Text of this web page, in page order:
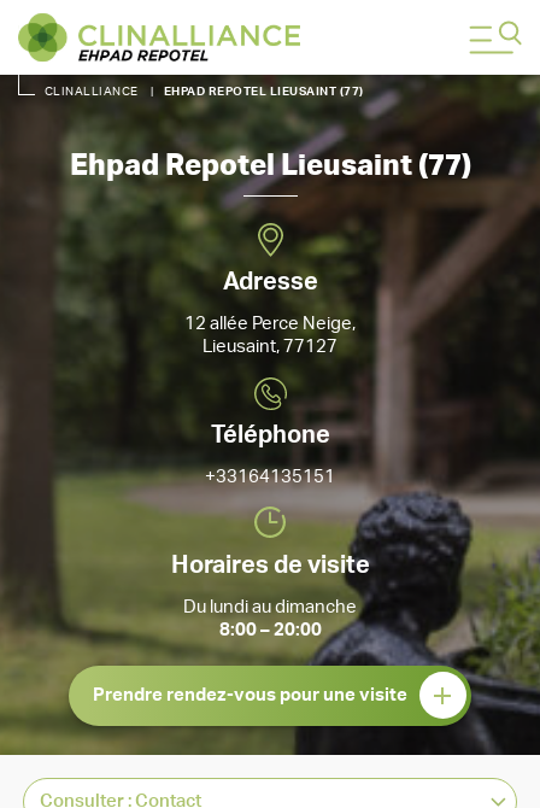
CLINALLIANCE EHPAD REPOTEL LIEUSAINT (77)
Ehpad Repotel Lieusaint (77)
Adresse
12 allée Perce Neige,
Lieusaint, 77127
Téléphone
+33164135151
Horaires de visite
Du lundi au dimanche
8:00 – 20:00
Prendre rendez-vous pour une visite